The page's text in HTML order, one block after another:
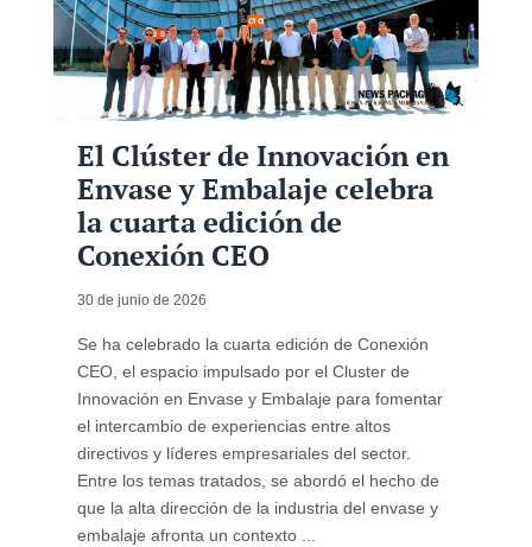
El Clúster de Innovación en
Envase y Embalaje celebra
la cuarta edición de
Conexión CEO
30 de junio de 2026
Se ha celebrado la cuarta edición de Conexión
CEO, el espacio impulsado por el Cluster de
Innovación en Envase y Embalaje para fomentar
el intercambio de experiencias entre altos
directivos y líderes empresariales del sector.
Entre los temas tratados, se abordó el hecho de
que la alta dirección de la industria del envase y
embalaje afronta un contexto ...